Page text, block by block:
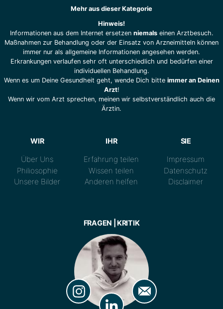
Mehr aus dieser Kategorie
Hinweis!
Informationen aus dem Internet ersetzen niemalseinen Arztbesuch.
Maßnahmen zur Behandlung oder der Einsatz von Arzneimitteln können
immer nur als allgemeine Informationen angesehen werden.
Erkrankungen verlaufen sehr oft unterschiedlich und bedürfen einer
individuellen Behandlung.
Wenn es um Deine Gesundheit geht, wende Dich bitte immer an Deinen
Arzt!
Wenn wir vom Arzt sprechen, meinen wir selbstverständlich auch die
Ärztin.
WIR
Über Uns
Philiosophie
Unsere Bilder
IHR
Erfahrung teilen
Wissen teilen
Anderen helfen
SIE
Impressum
Datenschutz
Disclaimer
FRAGEN | KRITIK